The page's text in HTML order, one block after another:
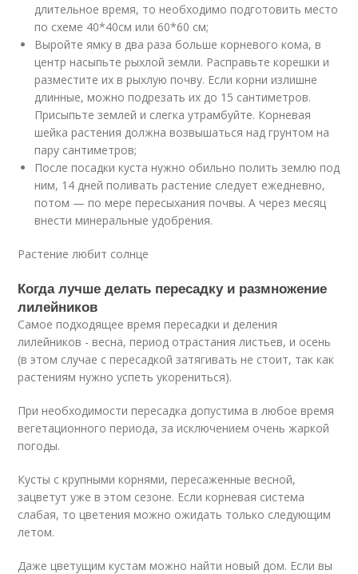
длительное время, то необходимо подготовить место
по схеме 40*40см или 60*60 см;
Выройте ямку в два раза больше корневого кома, в
центр насыпьте рыхлой земли. Расправьте корешки и
разместите их в рыхлую почву. Если корни излишне
длинные, можно подрезать их до 15 сантиметров.
Присыпьте землей и слегка утрамбуйте. Корневая
шейка растения должна возвышаться над грунтом на
пару сантиметров;
После посадки куста нужно обильно полить землю под
ним, 14 дней поливать растение следует ежедневно,
потом — по мере пересыхания почвы. А через месяц
внести минеральные удобрения.
Растение любит солнце
Когда лучше делать пересадку и размножение
лилейников
Самое подходящее время пересадки и деления
лилейников - весна, период отрастания листьев, и осень
(в этом случае с пересадкой затягивать не стоит, так как
растениям нужно успеть укорениться).
При необходимости пересадка допустима в любое время
вегетационного периода, за исключением очень жаркой
погоды.
Кусты с крупными корнями, пересаженные весной,
зацветут уже в этом сезоне. Если корневая система
слабая, то цветения можно ожидать только следующим
летом.
Даже цветущим кустам можно найти новый дом. Если вы